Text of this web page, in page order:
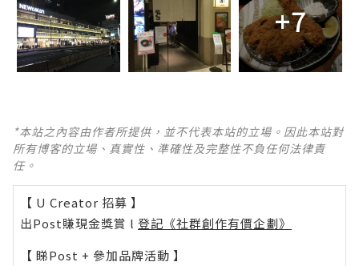
+7
*本站之內容由作者所提供，並不代表本站的立場。因此本站對
所有博客的立場、真實性、準確性及完整性不負任何法律責
任。
【 U Creator 招募 】
出Post賺現金獎賞 l 登記《社群創作有價企劃》
【 睇Post + 參加品牌活動 】